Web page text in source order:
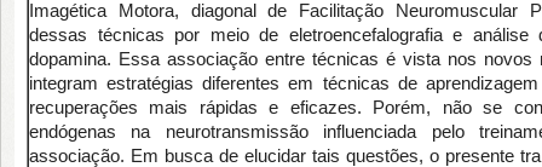
Imagética Motora, diagonal de Facilitação Neuromuscular
dessas técnicas por meio de eletroencefalografia e
dopamina. Essa associação entre técnicas é vista nos novos
integram estratégias diferentes em técnicas de
recuperações mais rápidas e eficazes. Porém, não se
endógenas na neurotransmissão influenciada pelo
associação. Em busca de elucidar tais questões, o presente